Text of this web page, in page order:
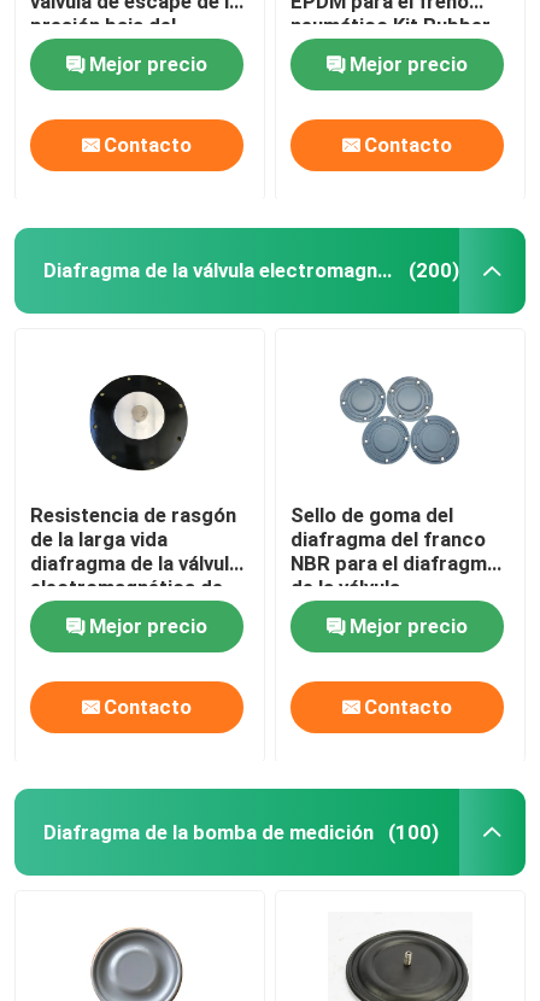
presión baja del
diafragma de la válvula
material del CR
Mejor precio
Contacto
neumático Kit Rubber
Diaphragm
Mejor precio
Contacto
Diafragma de la válvula electromagnética (200)
Resistencia de rasgón
de la larga vida
diafragma de la válvula
electromagnética de
14 pulgadas para el
retiro de polvo de la
central eléctrica
Mejor precio
Contacto
Sello de goma del
diafragma del franco
NBR para el diafragma
de la válvula
electromagnética del
equipo del retiro de
polvo
Mejor precio
Contacto
Diafragma de la bomba de medición (100)